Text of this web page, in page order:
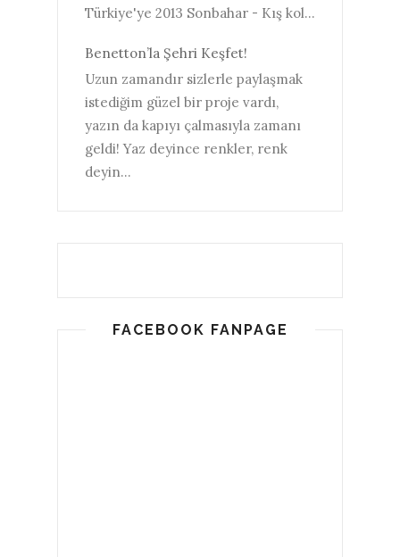
Türkiye'ye 2013 Sonbahar - Kış kol...
Benetton’la Şehri Keşfet!
Uzun zamandır sizlerle paylaşmak
istediğim güzel bir proje vardı,
yazın da kapıyı çalmasıyla zamanı
geldi! Yaz deyince renkler, renk
deyin...
FACEBOOK FANPAGE